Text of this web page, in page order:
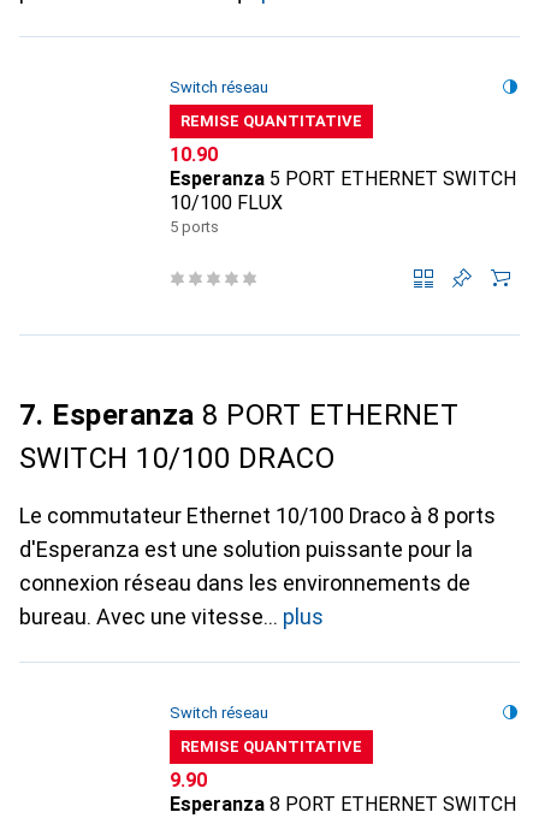
Switch réseau
REMISE QUANTITATIVE
CHF
10.90
Esperanza 5 PORT ETHERNET SWITCH
10/100 FLUX
5 ports
7. Esperanza 8 PORT ETHERNET
SWITCH 10/100 DRACO
Le commutateur Ethernet 10/100 Draco à 8 ports
d'Esperanza est une solution puissante pour la
connexion réseau dans les environnements de
bureau. Avec une vitesse
plus
Switch réseau
REMISE QUANTITATIVE
CHF
9.90
Esperanza 8 PORT ETHERNET SWITCH